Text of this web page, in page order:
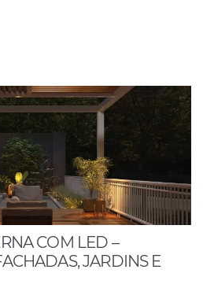
COM LED –
JARDINS E